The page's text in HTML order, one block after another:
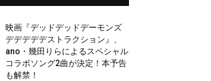
映画『デッドデッドデーモンズ
デデデデデストラクション』、
ano・幾田りらによるスペシャル
コラボソング2曲が決定！本予告
も解禁！